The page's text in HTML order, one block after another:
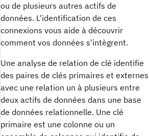
ou de plusieurs autres actifs de
données. L'identification de ces
connexions vous aide à découvrir
comment vos données s'intègrent.
Une analyse de relation de clé identifie
des paires de clés primaires et externes
avec une relation un à plusieurs entre
deux actifs de données dans une base
de données relationnelle. Une clé
primaire est une colonne ou un